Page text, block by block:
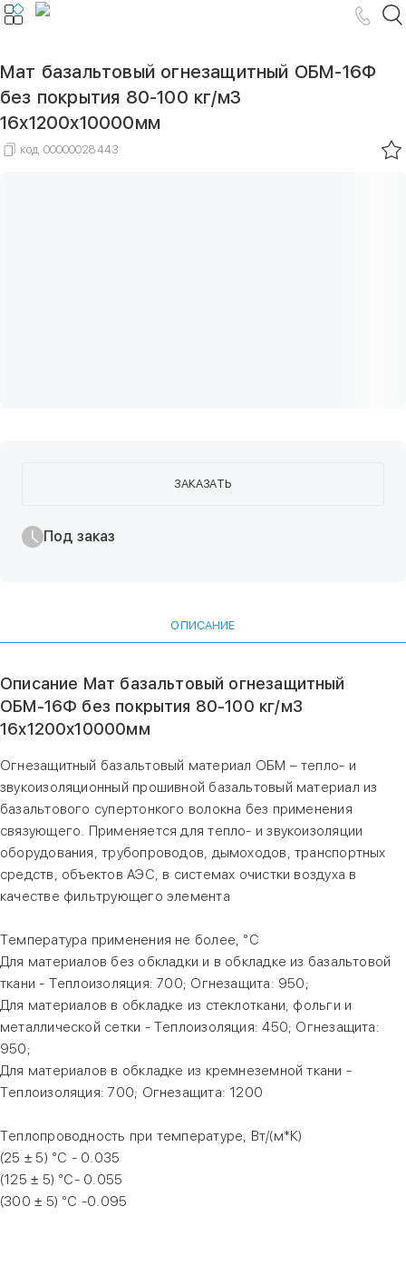
Мат базальтовый огнезащитный ОБМ-16Ф
без покрытия 80-100 кг/м3
16х1200х10000мм
код 00000028443
ЗАКАЗАТЬ
Под заказ
ОПИСАНИЕ
Описание Мат базальтовый огнезащитный
ОБМ-16Ф без покрытия 80-100 кг/м3
16х1200х10000мм
Огнезащитный базальтовый материал ОБМ – тепло- и
звукоизоляционный прошивной базальтовый материал из
базальтового супертонкого волокна без применения
связующего. Применяется для тепло- и звукоизоляции
оборудования, трубопроводов, дымоходов, транспортных
средств, объектов АЭС, в системах очистки воздуха в
качестве фильтрующего элемента
Температура применения не более, °С
Для материалов без обкладки и в обкладке из базальтовой
ткани - Теплоизоляция: 700; Огнезащита: 950;
Для материалов в обкладке из стеклоткани, фольги и
металлической сетки - Теплоизоляция: 450; Огнезащита:
950;
Для материалов в обкладке из кремнеземной ткани -
Теплоизоляция: 700; Огнезащита: 1200
Теплопроводность при температуре, Вт/(м*К)
(25 ± 5) °С - 0.035
(125 ± 5) °С- 0.055
(300 ± 5) °С -0.095